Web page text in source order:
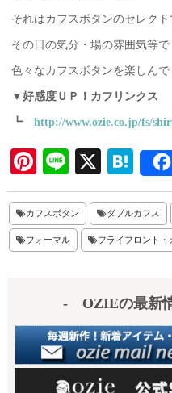
それはカフスボタンのセレクト
その日の気分・場の雰囲気等で
色々なカフスボタンを楽しんで
▼好感度ＵＰ！カフリンクス
┗ http://www.ozie.co.jp/fs/
Pi
nt
er
es
Li
ne
X
H
at
en
a
カフスボタン ダブルカフス
フォーマル フライフロント・
- OZIEの最新